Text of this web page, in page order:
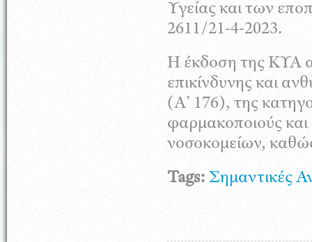
Υγείας και των
2611/21-4-2023.
Η έκδοση της ΚΥΑ
επικίνδυνης και
(Α’ 176), της
φαρμακοποιούς
νοσοκομείων,
Tags: Σημαντικές